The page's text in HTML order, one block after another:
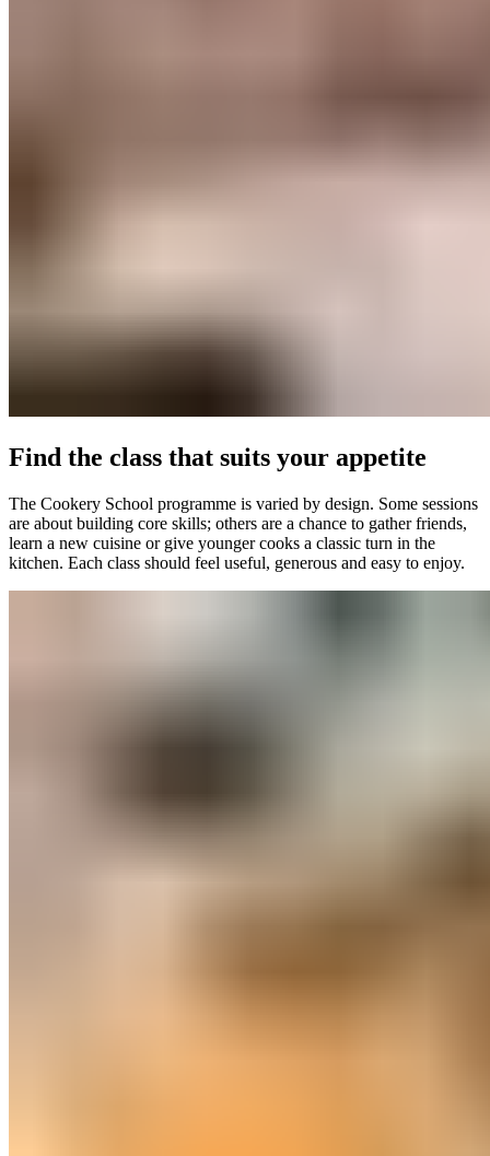
Find the class that suits your appetite​​​​‌ ‍ ​‍​‍‌‍ ‌ ​‍‌‍‍‌‌‍‌ ‌‍‍‌‌‍ ‍​‍​‍​ ‍‍​‍​‍‌ ​ ‌‍​‌‌‍ ‍‌‍‍‌‌ ‌​‌ ‍‌​‍ ‍‌‍‍‌‌‍ ​‍​‍​‍ ​​‍​‍‌‍‍​‌ ​‍‌‍‌‌‌‍‌‍​‍​‍​ ‍‍​‍​‍‌‍‍​‌ ‌​‌ ‌​‌ ​​‌ ​ ​ ‍‍​‍ ​‍ ‌‍ ​​‍ ‌‌‍​‌‌‍ ‍‌‍‌​​‍ ‌‌ ​‍​‍ ‌‌‍‍​‌‍ ‌ ‌​‌‍‌‌‌‍ ​‌ ​ ​‍ ‌‌ ​ ‌ ‌​‌ ‌‌‌‍‌​‌‍‍‌‌‍ ​‍ ‍‌ ‌‍‌‍‌‌‌ ​‍‌‍​ ‌‍‌‌‌‍ ​​‍ ‍‌‍​‌‌ ​​‌ ​​​‍ ‌‍‍‌‌‍ ‍‌ ‌​‌‍‌‌‌‍ ‍‌ ‌​​‍ ‌‍‌‌‌‍‌​‌‍‍‌‌ ‌​​‍ ‌‍ ‌‌‍ ‌‍‌​‌‍‌‌​ ‌‌ ​​‌ ​‍‌‍‌‌‌ ​ ‌‍‌‌‌‍ ‍‌ ‌​‌‍​‌‌ ‌​‌‍‍‌‌‍ ‌‍ ‍​ ‍ ‌‍‍‌‌‍‌​​ ‌‌‍‍​‌‍ ‌ ‌​‌‍‌‌‌‍ ​‌​​ ‌‍ ​‌‍​‌‌ ​ ‌ ​ ‌​‍‌‌‍ ‍‌‍‌​‌‍‌‌‌ ‍​​‍ ‌​ ‍‌​ ​ ​ ‌‌​ ‌‌​ ​‍‌‍​‌​ ‌‍‌‍​ ​‍ ‌​ ​​​ ​‌‌‍‌​​ ‍‌​‍ ‌​ ‌​​ ‌‍​ ‌‌‌‍‌​​‍ ‌‌‍​‍​ ‌ ​ ​ ​ ‌‍​‍ ‌​ ‌‍​ ‍​​ ‌​‌‍​‍‌‍​ ​ ‌‌​ ​‍‌‍​‍​ ‌‍​ ​​​ ‌‌​ ‌‌​ ‍ ‌ ‌​‌ ‍‌‌ ​​‌‍‌‌​ ‌‌‍‍​‌‍ ‌ ‌​‌‍‌‌‌‍ ​‌​​ ‌‍ ​‌‍​‌‌ ​ ‌ ​ ‌​‍‌‌‍ ‍‌‍‌​‌‍‌‌‌ ‍​​ ‍ ‌ ​​‌‍​‌‌ ‌​‌‍‍​​ ‌‌ ​​‌‍​‌‌‍‌ ‌‍‌‌‌​​‍‌ ‌‌‌‍‍‌‌‍ ​‌‍‌​‌‍‌‌‌ ​‍​‍‌‌​ ‌‌‌​​‍‌‌ ‌‍‍ ‌‍‌‌‌ ‍‌​‍‌‌​ ​ ‌​‌​​‍‌‌​ ​ ‌​‌​​‍‌‌​ ​‍​ ​‍‌‍​‍​ ‌ ​ ​​​ ​​‌‍​‌​ ‌‍​ ‌ ​ ​​‌‍​ ‌‍‌‌‌‍​‌​ ‌​​‍‌‌​ ​‍​ ​‍​‍‌‌​ ‌‌‌​‌​​‍ ‍‌‍‍​‌‍‌‌‌‍​‌‌‍‌​‌‍‍‌‌‍ ‍‌‍‌ ​ ‌‍​‍‌‍​‌‌ ​ ‌‍‌‌‌‌‌‌‌ ​‍‌‍ ​​ ‌‌‍‍​‌ ‌​‌ ‌​‌ ​​‌ ​ ​‍‌‌​ ​ ‌​​‌​‍‌‌​ ​‍‌​‌‍​‍‌‌​ ​‍‌​‌‍‌‍ ​​‍ ‌‌‍​‌‌‍ ‍‌‍‌​​‍ ‌‌ ​‍​‍ ‌‌‍‍​‌‍ ‌ ‌​‌‍‌‌‌‍ ​‌ ​ ​‍ ‌‌ ​ ‌ ‌​‌ ‌‌‌‍‌​‌‍‍‌‌‍ ​‍ ‍‌ ‌‍‌‍‌‌‌ ​‍‌‍​ ‌‍‌‌‌‍ ​​‍ ‍‌‍​‌‌ ​​‌ ​​​‍‌‍‌‍‍‌‌‍‌​​ ‌‌‍‍​‌‍ ‌ ‌​‌‍‌‌‌‍ ​‌​​ ‌‍ ​‌‍​‌‌ ​ ‌ ​ ‌​‍‌‌‍ ‍‌‍‌​‌‍‌‌‌ ‍​​‍ ‌​ ‍‌​ ​ ​ ‌‌​ ‌‌​ ​‍‌‍​‌​ ‌‍‌‍​ ​‍ ‌​ ​​​ ​‌‌‍‌​​ ‍‌​‍ ‌​ ‌​​ ‌‍​ ‌‌‌‍‌​​‍ ‌‌‍​‍​ ‌ ​ ​ ​ ‌‍​‍ ‌​ ‌‍​ ‍​​ ‌​‌‍​‍‌‍​ ​ ‌‌​ ​‍‌‍​‍​ ‌‍​ ​​​ ‌‌​ ‌‌​‍‌‍‌ ‌​‌ ‍‌‌ ​​‌‍‌‌​ ‌‌‍‍​‌‍ ‌ ‌​‌‍‌‌‌‍ ​‌​​ ‌‍ ​‌‍​‌‌ ​ ‌ ​ ‌​‍‌‌‍ ‍‌‍‌​‌‍‌‌‌ ‍​​‍‌‍‌ ​​‌‍​‌‌ ‌​‌‍‍​​ ‌‌ ​​‌‍​‌‌‍‌ ‌‍‌‌‌​​‍‌ ‌‌‌‍‍‌‌‍ ​‌‍‌​‌‍‌‌‌ ​‍​‍‌‌​ ‌‌‌​​‍‌‌ ‌‍‍ ‌‍‌‌‌ ‍‌​‍‌‌​ ​ ‌​‌​​‍‌‌​ ​ ‌​‌​​‍‌‌​ ​‍​ ​‍‌‍​‍​ ‌ ​ ​​​ ​​‌‍​‌​ ‌‍​ ‌ ​ ​​‌‍​ ‌‍‌‌‌‍​‌​ ‌​​‍‌‌​ ​‍​ ​‍​‍‌‌​ ‌‌‌​‌​​‍ ‍‌‍‍​‌‍‌‌‌‍​‌‌‍‌​‌‍‍‌‌‍ ‍‌‍‌ ​‍‌‍‌ ​​‌‍‌‌‌ ​‍‌ ​ ‌ ​​‌‍‌‌‌‍​ ‌ ‌​‌‍‍‌‌ ‌‍‌‍‌‌​ ‌‌ ​​‌ ‌‌‌‍​‍‌‍ ​‌‍‍‌‌ ​ ‌‍‍​‌‍‌‌‌‍‌​​‍​‍‌ ‌
The Cookery School programme is varied by design. Some sessions
are about building core skills; others are a chance to gather friends,
learn a new cuisine or give younger cooks a classic turn in the
kitchen. Each class should feel useful, generous and easy to enjoy.​​​​‌ ‍ ​‍​‍‌‍ ‌ ​‍‌‍‍‌‌‍‌ ‌‍‍‌‌‍ ‍​‍​‍​ ‍‍​‍​‍‌ ​ ‌‍​‌‌‍ ‍‌‍‍‌‌ ‌​‌ ‍‌​‍ ‍‌‍‍‌‌‍ ​‍​‍​‍ ​​‍​‍‌‍‍​‌ ​‍‌‍‌‌‌‍‌‍​‍​‍​ ‍‍​‍​‍‌‍‍​‌ ‌​‌ ‌​‌ ​​‌ ​ ​ ‍‍​‍ ​‍ ‌‍ ​​‍ ‌‌‍​‌‌‍ ‍‌‍‌​​‍ ‌‌ ​‍​‍ ‌‌‍‍​‌‍ ‌ ‌​‌‍‌‌‌‍ ​‌ ​ ​‍ ‌‌ ​ ‌ ‌​‌ ‌‌‌‍‌​‌‍‍‌‌‍ ​‍ ‍‌ ‌‍‌‍‌‌‌ ​‍‌‍​ ‌‍‌‌‌‍ ​​‍ ‍‌‍​‌‌ ​​‌ ​​​‍ ‌‍‍‌‌‍ ‍‌ ‌​‌‍‌‌‌‍ ‍‌ ‌​​‍ ‌‍‌‌‌‍‌​‌‍‍‌‌ ‌​​‍ ‌‍ ‌‌‍ ‌‍‌​‌‍‌‌​ ‌‌ ​​‌ ​‍‌‍‌‌‌ ​ ‌‍‌‌‌‍ ‍‌ ‌​‌‍​‌‌ ‌​‌‍‍‌‌‍ ‌‍ ‍​ ‍ ‌‍‍‌‌‍‌​​ ‌‌‍‍​‌‍ ‌ ‌​‌‍‌‌‌‍ ​‌​​ ‌‍ ​‌‍​‌‌ ​ ‌ ​ ‌​‍‌‌‍ ‍‌‍‌​‌‍‌‌‌ ‍​​‍ ‌​ ‍‌​ ​ ​ ‌‌​ ‌‌​ ​‍‌‍​‌​ ‌‍‌‍​ ​‍ ‌​ ​​​ ​‌‌‍‌​​ ‍‌​‍ ‌​ ‌​​ ‌‍​ ‌‌‌‍‌​​‍ ‌‌‍​‍​ ‌ ​ ​ ​ ‌‍​‍ ‌​ ‌‍​ ‍​​ ‌​‌‍​‍‌‍​ ​ ‌‌​ ​‍‌‍​‍​ ‌‍​ ​​​ ‌‌​ ‌‌​ ‍ ‌ ‌​‌ ‍‌‌ ​​‌‍‌‌​ ‌‌‍‍​‌‍ ‌ ‌​‌‍‌‌‌‍ ​‌​​ ‌‍ ​‌‍​‌‌ ​ ‌ ​ ‌​‍‌‌‍ ‍‌‍‌​‌‍‌‌‌ ‍​​ ‍ ‌ ​​‌‍​‌‌ ‌​‌‍‍​​ ‌‌ ​​‌‍​‌‌‍‌ ‌‍‌‌‌​​‍‌ ‌‌‌‍‍‌‌‍ ​‌‍‌​‌‍‌‌‌ ​‍​‍‌‌​ ‌‌‌​​‍‌‌ ‌‍‍ ‌‍‌‌‌ ‍‌​‍‌‌​ ​ ‌​‌​​‍‌‌​ ​ ‌​‌​​‍‌‌​ ​‍​ ​‍‌‍​‍​ ‌ ​ ​​​ ​​‌‍​‌​ ‌‍​ ‌ ​ ​​‌‍​ ‌‍‌‌‌‍​‌​ ‌​​‍‌‌​ ​‍​ ​‍​‍‌‌​ ‌‌‌​‌​​‍ ‍‌‍​‍‌‍ ‌‍‌​‌ ‍‌​ ‌‍​‍‌‍​‌‌ ​ ‌‍‌‌‌‌‌‌‌ ​‍‌‍ ​​ ‌‌‍‍​‌ ‌​‌ ‌​‌ ​​‌ ​ ​‍‌‌​ ​ ‌​​‌​‍‌‌​ ​‍‌​‌‍​‍‌‌​ ​‍‌​‌‍‌‍ ​​‍ ‌‌‍​‌‌‍ ‍‌‍‌​​‍ ‌‌ ​‍​‍ ‌‌‍‍​‌‍ ‌ ‌​‌‍‌‌‌‍ ​‌ ​ ​‍ ‌‌ ​ ‌ ‌​‌ ‌‌‌‍‌​‌‍‍‌‌‍ ​‍ ‍‌ ‌‍‌‍‌‌‌ ​‍‌‍​ ‌‍‌‌‌‍ ​​‍ ‍‌‍​‌‌ ​​‌ ​​​‍‌‍‌‍‍‌‌‍‌​​ ‌‌‍‍​‌‍ ‌ ‌​‌‍‌‌‌‍ ​‌​​ ‌‍ ​‌‍​‌‌ ​ ‌ ​ ‌​‍‌‌‍ ‍‌‍‌​‌‍‌‌‌ ‍​​‍ ‌​ ‍‌​ ​ ​ ‌‌​ ‌‌​ ​‍‌‍​‌​ ‌‍‌‍​ ​‍ ‌​ ​​​ ​‌‌‍‌​​ ‍‌​‍ ‌​ ‌​​ ‌‍​ ‌‌‌‍‌​​‍ ‌‌‍​‍​ ‌ ​ ​ ​ ‌‍​‍ ‌​ ‌‍​ ‍​​ ‌​‌‍​‍‌‍​ ​ ‌‌​ ​‍‌‍​‍​ ‌‍​ ​​​ ‌‌​ ‌‌​‍‌‍‌ ‌​‌ ‍‌‌ ​​‌‍‌‌​ ‌‌‍‍​‌‍ ‌ ‌​‌‍‌‌‌‍ ​‌​​ ‌‍ ​‌‍​‌‌ ​ ‌ ​ ‌​‍‌‌‍ ‍‌‍‌​‌‍‌‌‌ ‍​​‍‌‍‌ ​​‌‍​‌‌ ‌​‌‍‍​​ ‌‌ ​​‌‍​‌‌‍‌ ‌‍‌‌‌​​‍‌ ‌‌‌‍‍‌‌‍ ​‌‍‌​‌‍‌‌‌ ​‍​‍‌‌​ ‌‌‌​​‍‌‌ ‌‍‍ ‌‍‌‌‌ ‍‌​‍‌‌​ ​ ‌​‌​​‍‌‌​ ​ ‌​‌​​‍‌‌​ ​‍​ ​‍‌‍​‍​ ‌ ​ ​​​ ​​‌‍​‌​ ‌‍​ ‌ ​ ​​‌‍​ ‌‍‌‌‌‍​‌​ ‌​​‍‌‌​ ​‍​ ​‍​‍‌‌​ ‌‌‌​‌​​‍ ‍‌‍​‍‌‍ ‌‍‌​‌ ‍‌​‍‌‍‌ ​​‌‍‌‌‌ ​‍‌ ​ ‌ ​​‌‍‌‌‌‍​ ‌ ‌​‌‍‍‌‌ ‌‍‌‍‌‌​ ‌‌ ​​‌ ‌‌‌‍​‍‌‍ ​‌‍‍‌‌ ​ ‌‍‍​‌‍‌‌‌‍‌​​‍​‍‌ ‌